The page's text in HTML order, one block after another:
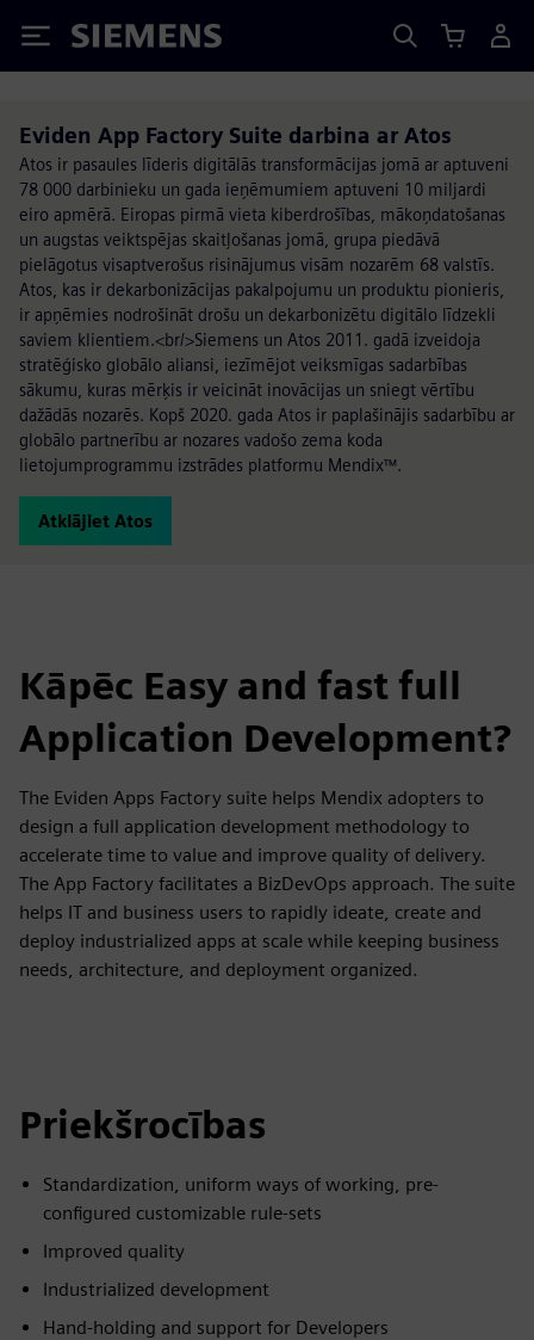
Siemens
Eviden App Factory Suite darbina ar Atos
Atos ir pasaules līderis digitālās transformācijas jomā ar aptuveni
78 000 darbinieku un gada ieņēmumiem aptuveni 10 miljardi
eiro apmērā. Eiropas pirmā vieta kiberdrošības, mākoņdatošanas
un augstas veiktspējas skaitļošanas jomā, grupa piedāvā
pielāgotus visaptverošus risinājumus visām nozarēm 68 valstīs.
Atos, kas ir dekarbonizācijas pakalpojumu un produktu pionieris,
ir apņēmies nodrošināt drošu un dekarbonizētu digitālo līdzekli
saviem klientiem.<br/>Siemens un Atos 2011. gadā izveidoja
stratēģisko globālo aliansi, iezīmējot veiksmīgas sadarbības
sākumu, kuras mērķis ir veicināt inovācijas un sniegt vērtību
dažādās nozarēs. Kopš 2020. gada Atos ir paplašinājis sadarbību ar
globālo partnerību ar nozares vadošo zema koda
lietojumprogrammu izstrādes platformu Mendix™.
Atklājiet Atos
Kāpēc Easy and fast full
Application Development?
The Eviden Apps Factory suite helps Mendix adopters to
design a full application development methodology to
accelerate time to value and improve quality of delivery.
The App Factory facilitates a BizDevOps approach. The suite
helps IT and business users to rapidly ideate, create and
deploy industrialized apps at scale while keeping business
needs, architecture, and deployment organized.
Priekšrocības
Standardization, uniform ways of working, pre-
configured customizable rule-sets
Improved quality
Industrialized development
Hand-holding and support for Developers